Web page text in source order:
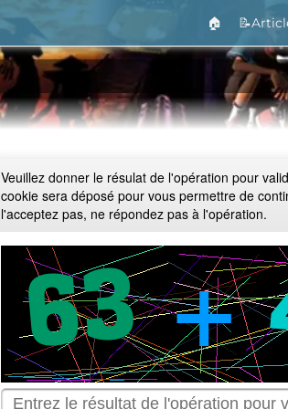
🏠
Veuillez donner le résulat de l'opération pour
cookie sera déposé pour vous permettre de
l'acceptez pas, ne répondez pas à l'opération.